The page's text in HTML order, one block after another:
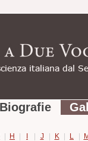
Biografie
| H | I | J | K | L |